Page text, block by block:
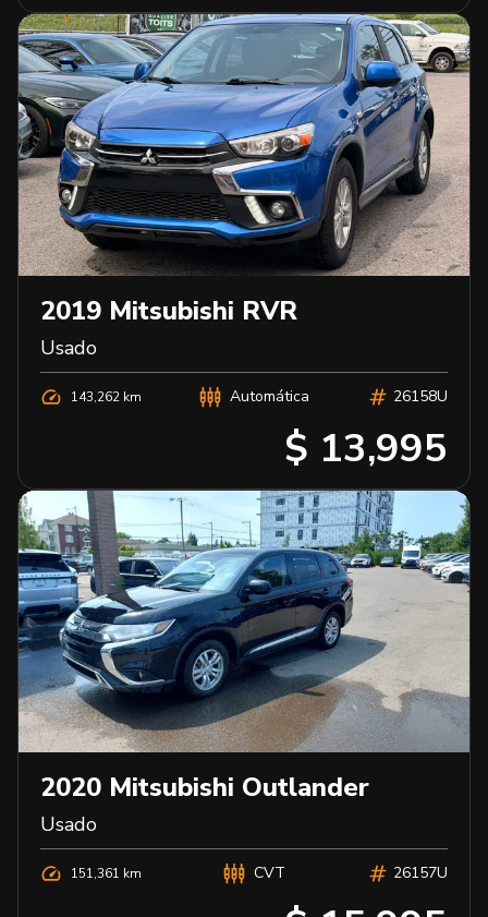
2019 Mitsubishi RVR
Usado
143,262 km Automática 26158U
$ 13,995
2020 Mitsubishi Outlander
Usado
151,361 km CVT 26157U